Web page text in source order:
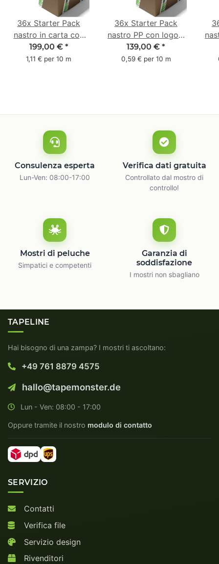
36x Starter Pack
nastro in carta con
logo - 1 colore - 50
mm x 50 m - caucciù
199,00 € *
1,11 € per 10 m
36x Starter Pack
nastro PP con logo -
1 colore - 48 mm x
66 m
139,00 € *
0,59 € per 10 m
Consulenza esperta
Lun-Ven: 08:00-17:00
Verifica dati gratuita
Controllato dal mostro di
controllo!
Mostri di peluche
Simpatici e competenti
Garanzia di
soddisfazione
I mostri non sbagliano
TAPELINE
Hai bisogno di una zampa? I mostri ti ascoltano:
+49 761 8879 4575
hallo@tapemonster.de
Lun - Ven: 08:00 - 17:00
Oppure tramite il nostro modulo di contatto
SERVIZIO
Contatti
Verifica file
Servizio design
Rivenditori